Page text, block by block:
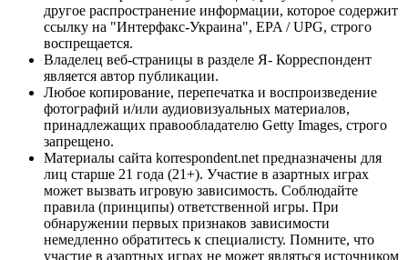
другое распространение информации, которое содержит
ссылку на "Интерфакс-Украина", EPA / UPG, строго
воспрещается.
Владелец веб-страницы в разделе Я- Корреспондент
является автор публикации.
Любое копирование, перепечатка и воспроизведение
фотографий и/или аудиовизуальных материалов,
принадлежащих правообладателю Getty Images, строго
запрещено.
Материалы сайта korrespondent.net предназначены для
лиц старше 21 года (21+). Участие в азартных играх
может вызвать игровую зависимость. Соблюдайте
правила (принципы) ответственной игры. При
обнаружении первых признаков зависимости
немедленно обратитесь к специалисту. Помните, что
участие в азартных играх не может являться источником